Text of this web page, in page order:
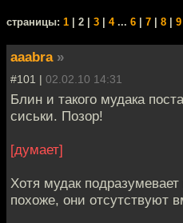
cтраницы: 1 | 2 | 3 4... 6 7 8 9
aaabra »
#101 | 02.02.10 14:31
Блин и такого мудака
сиськи. Позор!
[думает]
Хотя мудак
похоже, они отсутствуют